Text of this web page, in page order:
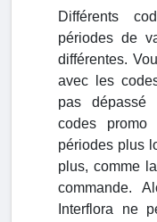
Différents
périodes de
différentes.
avec les
pas dépassé
codes promo
périodes plus
plus, comme
commande.
Interflora ne